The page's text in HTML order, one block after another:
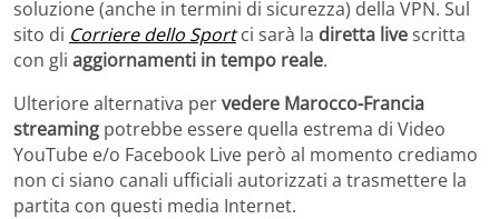
soluzione (anche in termini di sicurezza) della VPN. Sul
sito di Corriere dello Sportci sarà la diretta livescritta
con gli aggiornamenti in tempo reale.
Ulteriore alternativa pervedere Marocco-Francia
streaming potrebbe essere quella estrema di Video
YouTube e/o Facebook Live però al momento crediamo
non ci siano canali ufficiali autorizzati a trasmettere la
partita con questi media Internet.